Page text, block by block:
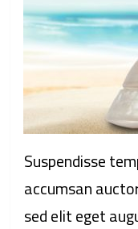
Suspendisse
accumsan
sed elit eget